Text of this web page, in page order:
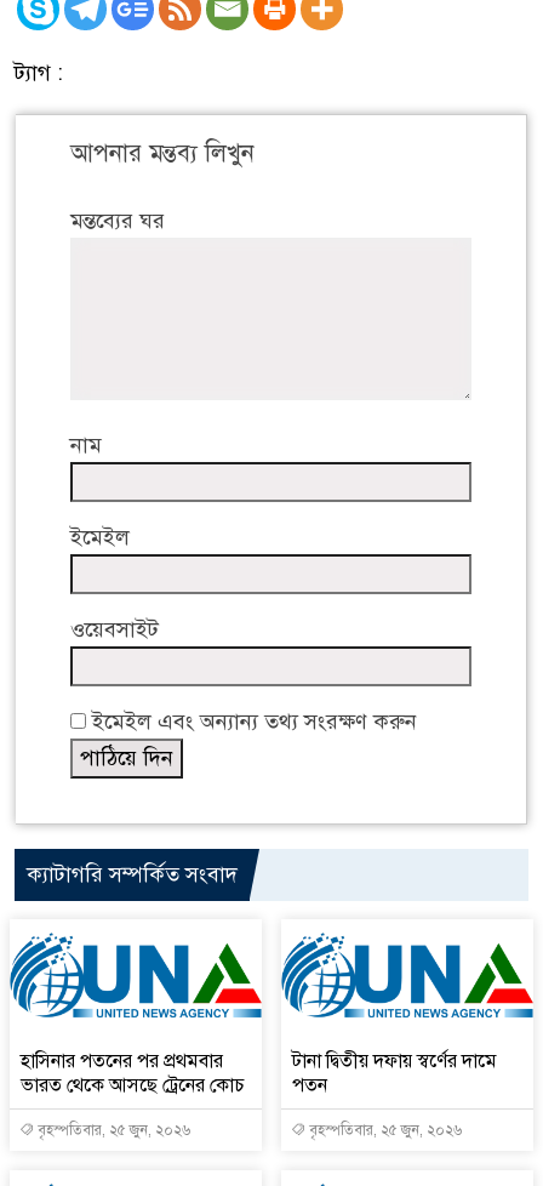
ট্যাগ :
আপনার মন্তব্য লিখুন
মন্তব্যের ঘর
নাম
ইমেইল
ওয়েবসাইট
ইমেইল এবং অন্যান্য তথ্য সংরক্ষণ করুন
ক্যাটাগরি সম্পর্কিত সংবাদ
হাসিনার পতনের পর প্রথমবার
ভারত থেকে আসছে ট্রেনের কোচ
বৃহস্পতিবার, ২৫ জুন, ২০২৬
টানা দ্বিতীয় দফায় স্বর্ণের দামে
পতন
বৃহস্পতিবার, ২৫ জুন, ২০২৬